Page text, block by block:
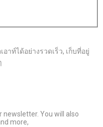
าท์ได้อย่างรวดเร็ว, เก็บที่อยู่
newsletter. You will also
more,